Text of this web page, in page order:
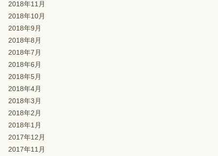
2018年11月
2018年10月
2018年9月
2018年8月
2018年7月
2018年6月
2018年5月
2018年4月
2018年3月
2018年2月
2018年1月
2017年12月
2017年11月